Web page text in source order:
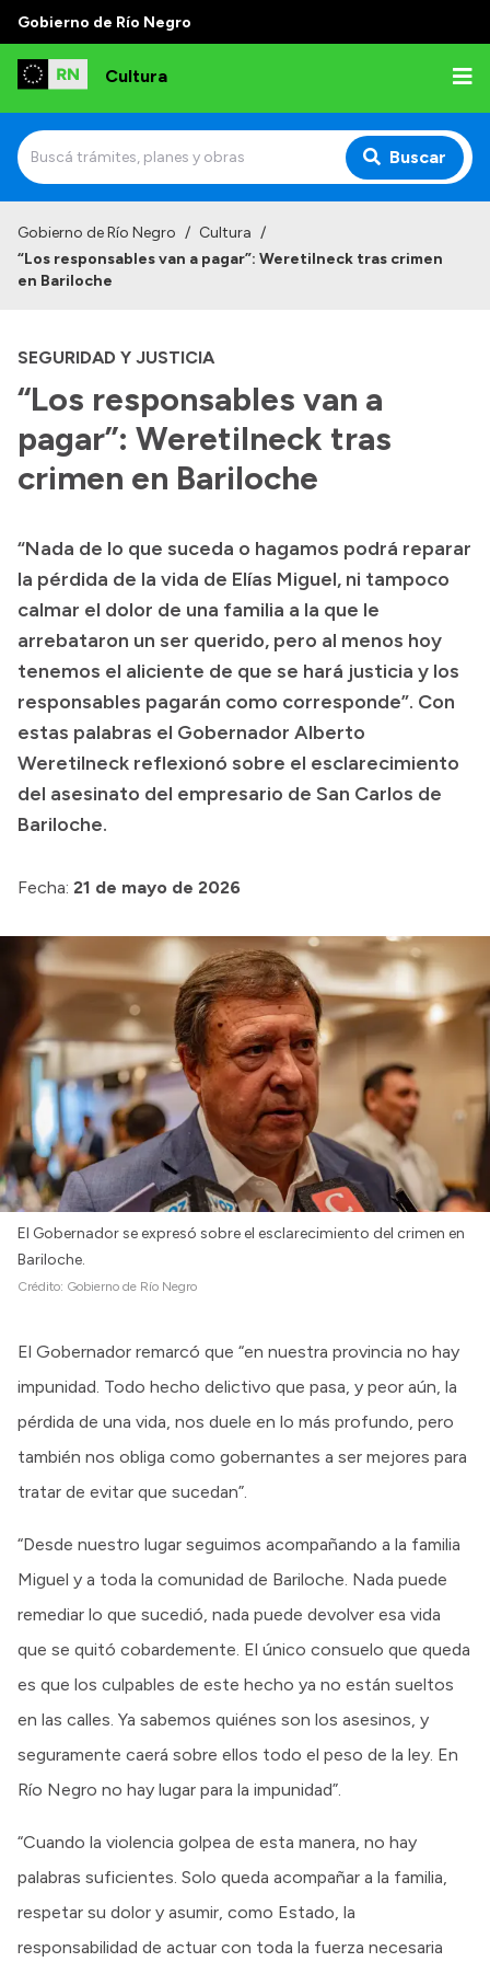
Gobierno de Río Negro
Cultura
Buscar
Institucional
Autoridades
Delegaciones
Normativa
Presupuesto
Boletín Oficial
Compras y licitaciones
Consulta de expedientes
Consulta de pago a proveedores
Convocatorias
Login
Gobierno de Río Negro / Cultura /
“Los responsables van a pagar”: Weretilneck tras crimen
en Bariloche
SEGURIDAD Y JUSTICIA
“Los responsables van a
pagar”: Weretilneck tras
crimen en Bariloche
“Nada de lo que suceda o hagamos podrá reparar
la pérdida de la vida de Elías Miguel, ni tampoco
calmar el dolor de una familia a la que le
arrebataron un ser querido, pero al menos hoy
tenemos el aliciente de que se hará justicia y los
responsables pagarán como corresponde”. Con
estas palabras el Gobernador Alberto
Weretilneck reflexionó sobre el esclarecimiento
del asesinato del empresario de San Carlos de
Bariloche.
Fecha: 21 de mayo de 2026
El Gobernador se expresó sobre el esclarecimiento del crimen en
Bariloche.
Crédito: Gobierno de Río Negro
El Gobernador remarcó que “en nuestra provincia no hay
impunidad. Todo hecho delictivo que pasa, y peor aún, la
pérdida de una vida, nos duele en lo más profundo, pero
también nos obliga como gobernantes a ser mejores para
tratar de evitar que sucedan”.
“Desde nuestro lugar seguimos acompañando a la familia
Miguel y a toda la comunidad de Bariloche. Nada puede
remediar lo que sucedió, nada puede devolver esa vida
que se quitó cobardemente. El único consuelo que queda
es que los culpables de este hecho ya no están sueltos
en las calles. Ya sabemos quiénes son los asesinos, y
seguramente caerá sobre ellos todo el peso de la ley. En
Río Negro no hay lugar para la impunidad”.
“Cuando la violencia golpea de esta manera, no hay
palabras suficientes. Solo queda acompañar a la familia,
respetar su dolor y asumir, como Estado, la
responsabilidad de actuar con toda la fuerza necesaria